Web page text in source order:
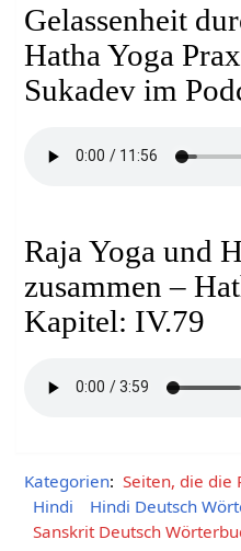
Gelassenheit
Hatha Yoga
Sukadev im
Raja Yoga und
zusammen –
Kapitel: IV.79
Kategorien: Seiten, die die
Hindi
Hindi Deutsch
Sanskrit Deutsch